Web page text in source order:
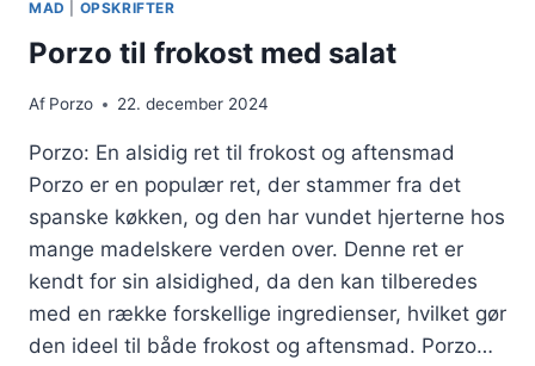
SMAGFULD
TILFØJELSE
MAD OPSKRIFTER
Porzo til frokost med salat
Af Porzo 22. december 2024
Porzo: En alsidig ret til frokost og aftensmad
Porzo er en populær ret, der stammer fra det
spanske køkken, og den har vundet hjerterne hos
mange madelskere verden over. Denne ret er
kendt for sin alsidighed, da den kan tilberedes
med en række forskellige ingredienser, hvilket gør
den ideel til både frokost og aftensmad. Porzo…